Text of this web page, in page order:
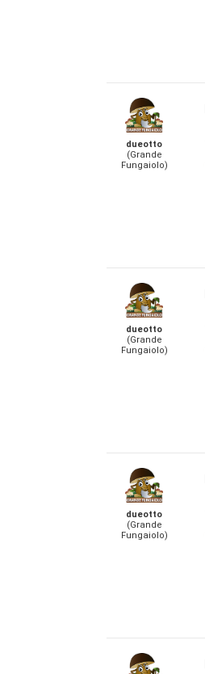
dueotto
(Grande
Fungaiolo)
dueotto
(Grande
Fungaiolo)
dueotto
(Grande
Fungaiolo)